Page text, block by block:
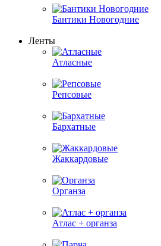
Бантики Новогодние
Ленты
Атласные
Репсовые
Бархатные
Жаккардовые
Органза
Атлас + органза